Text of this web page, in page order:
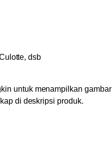
dsb
untuk menampilkan
di deskripsi produk.